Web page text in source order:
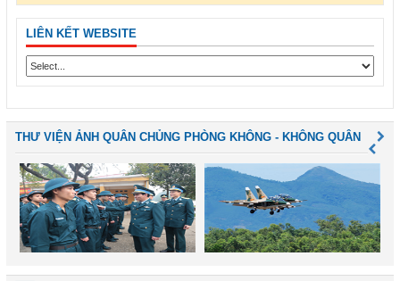
LIÊN KẾT WEBSITE
THƯ VIỆN ẢNH QUÂN CHỦNG PHÒNG KHÔNG - KHÔNG QUÂN